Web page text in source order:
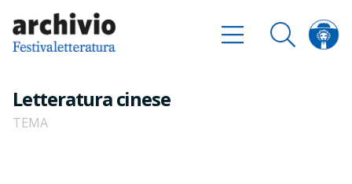
Letteratura cinese
TEMA